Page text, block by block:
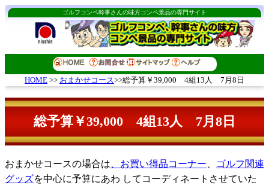
ゴルフコンペ幹事さんの味方コンペ景品の専門サイト
HOME >> おまかせコース>>総予算￥39,000 4組13人 7月8日
総予算￥39,000 4組13人 7月8日
おまかせコースの場合は 、お買い得品コーナー
ゴルフ関連
グッズを中心に予算にあわ してコーディネートさせていた